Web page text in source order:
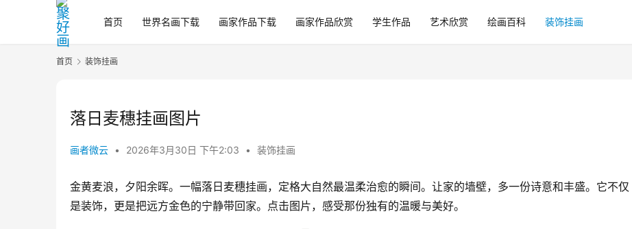
首页 世界名画下载 画家作品下载 画家作品欣赏 学生作品 艺术欣赏 绘画百科 装饰挂画
首页 装饰挂画
落日麦穗挂画图片
画者微云 • 2026年3月30日 下午2:03 • 装饰挂画
金黄麦浪，夕阳余晖。一幅落日麦穗挂画，定格大自然最温柔治愈的瞬间。让家的墙壁，多一份诗意和丰盛。它不仅
是装饰，更是把远方金色的宁静带回家。点击图片，感受那份独有的温暖与美好。